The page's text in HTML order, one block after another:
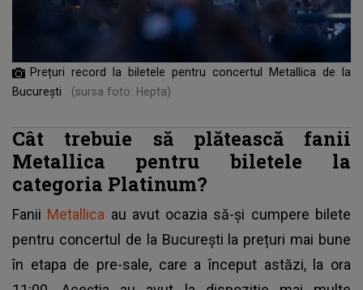
Prețuri record la biletele pentru concertul Metallica de la
București
(sursa foto: Hepta)
Cât trebuie să plătească fanii
Metallica pentru biletele la
categoria Platinum?
Fanii Metallica au avut ocazia să-și cumpere bilete
pentru concertul de la București la prețuri mai bune
în etapa de pre-sale, care a început astăzi, la ora